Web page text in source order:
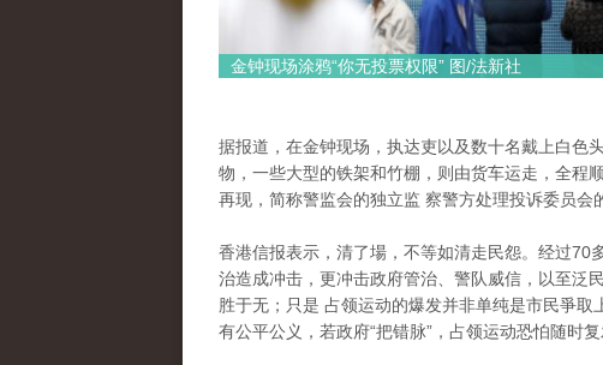
金钟现场涂鸦“你无投票权限” 图/法新社
据报道，在金钟现场，执达吏以及数十名戴上白色
物，一些大型的铁架和竹棚，则由货车运走，全程
再现，简称警监会的独立监 察警方处理投诉委员会
香港信报表示，清了場，不等如清走民怨。经过70
治造成冲击，更冲击政府管治、警队威信，以至泛
胜于无；只是 占领运动的爆发并非单纯是市民爭
有公平公义，若政府“把错脉”，占领运动恐怕随时复